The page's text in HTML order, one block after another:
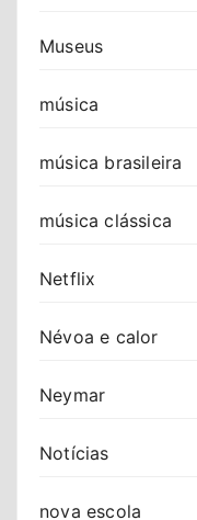
Museus
música
música brasileira
música clássica
Netflix
Névoa e calor
Neymar
Notícias
nova escola